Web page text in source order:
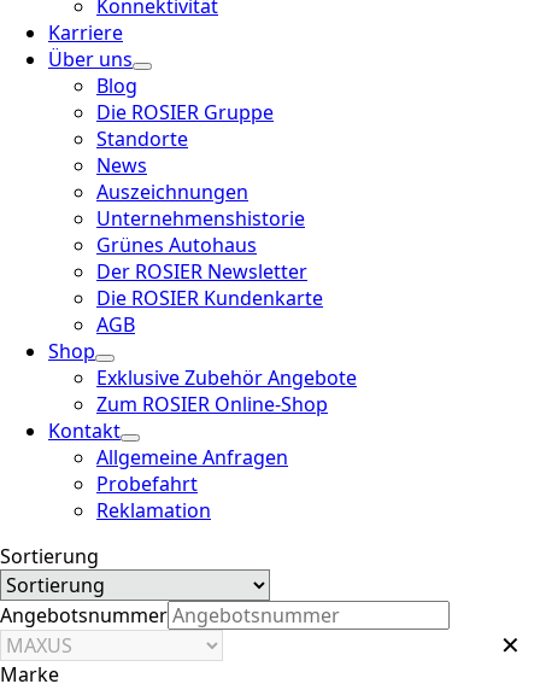
Konnektivität
Karriere
Über uns
Blog
Die ROSIER Gruppe
Standorte
News
Auszeichnungen
Unternehmenshistorie
Grünes Autohaus
Der ROSIER Newsletter
Die ROSIER Kundenkarte
AGB
Shop
Exklusive Zubehör Angebote
Zum ROSIER Online-Shop
Kontakt
Allgemeine Anfragen
Probefahrt
Reklamation
Sortierung
Angebotsnummer
✕
Marke